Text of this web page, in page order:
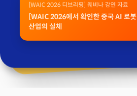
[WAIC 2026 디브리핑] 웨비나 강연 자료
[WAIC 2026에서 확인한 중국 AI 로봇
산업의 실체